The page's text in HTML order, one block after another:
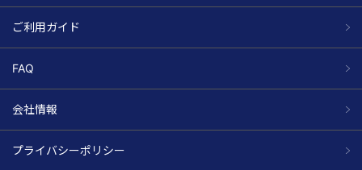
ご利用ガイド
FAQ
会社情報
プライバシーポリシー